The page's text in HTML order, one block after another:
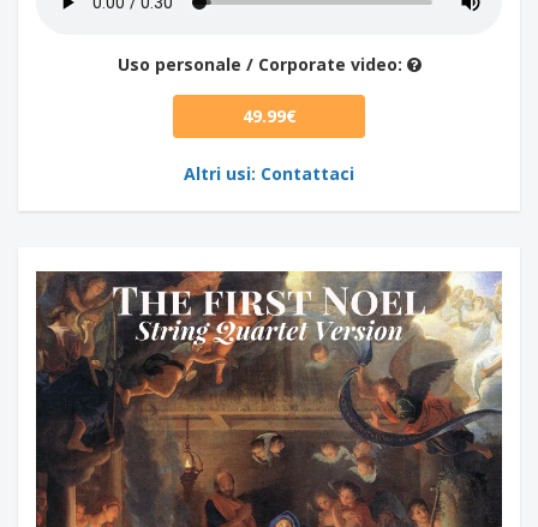
Uso personale / Corporate video:
49.99€
Altri usi: Contattaci